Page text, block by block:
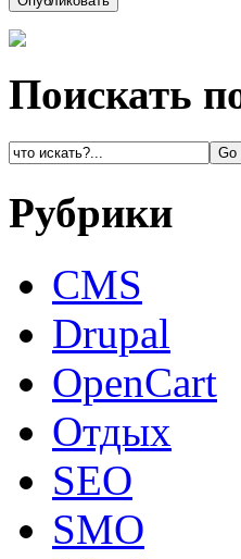
Поискать
Рубрики
CMS
Drupal
OpenCart
Oтдых
SEO
SMO